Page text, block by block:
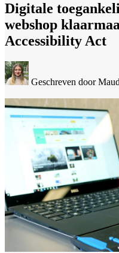
Digitale
webshop
Accessibility Act
Geschreven door